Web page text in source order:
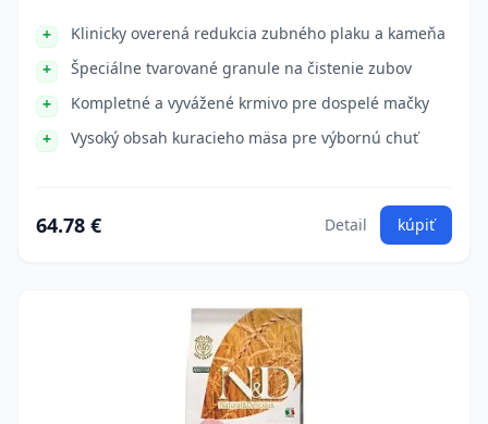
Klinicky overená redukcia zubného plaku a kameňa
Špeciálne tvarované granule na čistenie zubov
Kompletné a vyvážené krmivo pre dospelé mačky
Vysoký obsah kuracieho mäsa pre výbornú chuť
64.78 € Detail kúpiť